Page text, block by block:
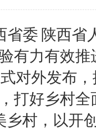
省委 陕西省
有力有效
式对外发布
打好乡村
乡村，以开